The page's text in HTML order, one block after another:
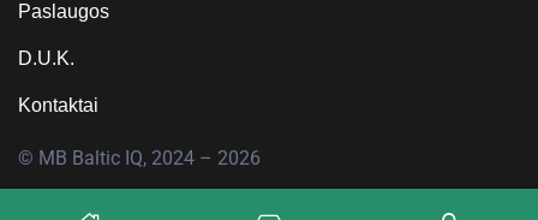
Paslaugos
D.U.K.
Kontaktai
© MB Baltic IQ, 2024 – 2026